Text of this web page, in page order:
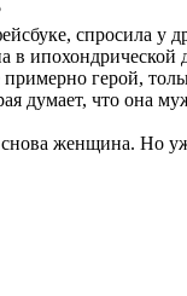
спросила
примерно герой,
думает, что она
женщина. Но